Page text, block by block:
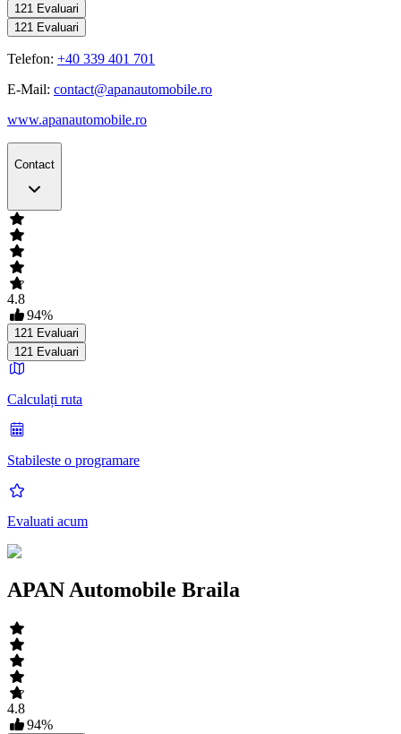
121 Evaluari
121 Evaluari
Telefon: +40 339 401 701
E-Mail: contact@apanautomobile.ro
www.apanautomobile.ro
Contact
4.8
94%
121 Evaluari
121 Evaluari
Calculați ruta
Stabileste o programare
Evaluati acum
APAN Automobile Braila
4.8
94%